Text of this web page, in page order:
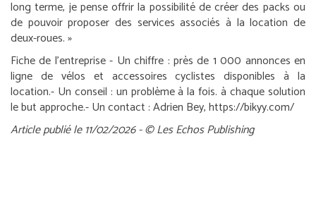
long terme, je pense offrir la possibilité de créer des packs ou
de pouvoir proposer des services associés à la location de
deux-roues.»
Fiche de l’entreprise - Un chiffre : près de 1 000 annonces en
ligne de vélos et accessoires cyclistes disponibles à la
location.- Un conseil : un problème à la fois. à chaque solution
le but approche.-Un contact :Adrien Bey, https://bikyy.com/
Article publié le 11/02/2026 - © Les Echos Publishing